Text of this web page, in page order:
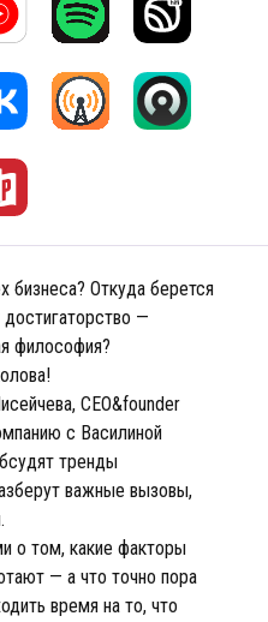
бизнеса? Откуда берется
—
философия?
CEO&founder
с Василиной
тренды
важные вызовы,
о том, какие факторы
— а что точно пора
время на то, что